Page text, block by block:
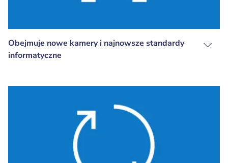
Obejmuje nowe kamery i najnowsze standardy
informatyczne